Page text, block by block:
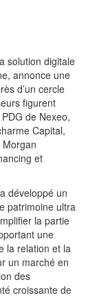
solution digitale
annonce une
d’un cercle
figurent
de Nexeo,
Capital,
et
développé un
patrimoine ultra
la partie
une
la relation et la
un marché en
des
croissante de